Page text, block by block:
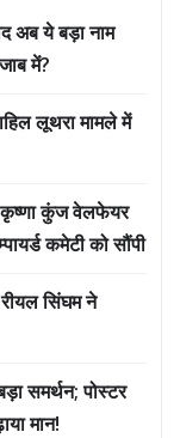
अब ये बड़ा नाम
में?
लूथरा मामले में
कृष्णा कुंज वेलफेयर
कमेटी को सौंपी
रीयल सिंघम ने
समर्थन; पोस्टर
मान!